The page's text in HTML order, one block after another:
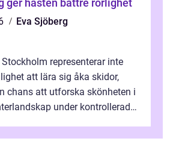
ger hästen bättre rörlighet
Eva Sjöberg
representerar inte
att lära sig åka skidor,
chans att utforska skönheten i
under kontrollerade